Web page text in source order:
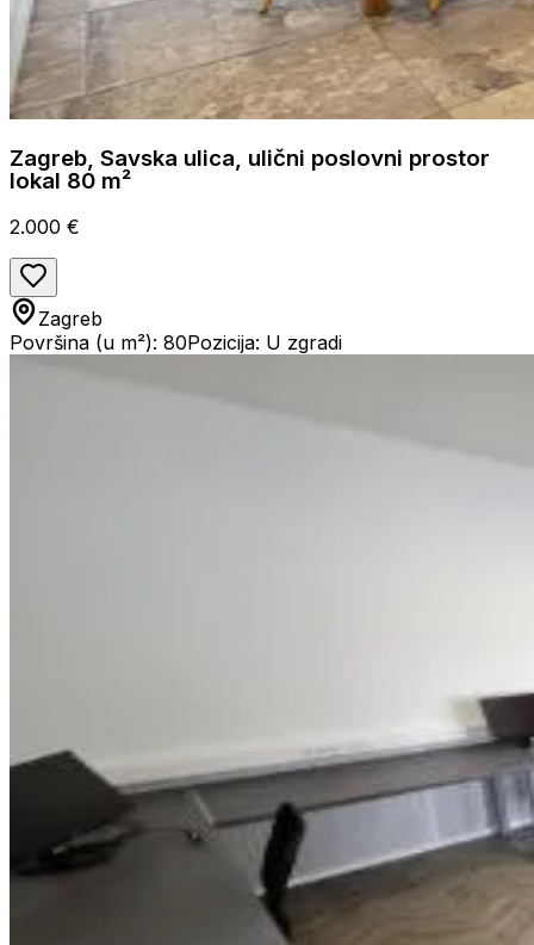
Zagreb, Savska ulica, ulični poslovni prostor
lokal 80 m²
2.000 €
Zagreb
Površina (u m²): 80Pozicija: U zgradi